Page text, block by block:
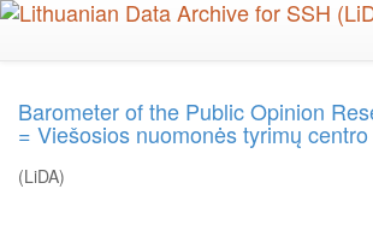
Skip
Barometer of the Public Opinion
= Viešosios nuomonės tyrimų
(LiDA)